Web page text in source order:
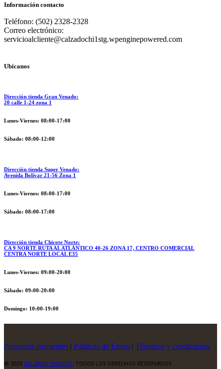
Información contacto
Teléfono: (502) 2328-2328
Correo electrónico:
servicioalcliente@calzadochi1stg.wpenginepowered.com
Ubícanos
Dirección tienda Gran Venado:
20 calle 1-24 zona 1
Lunes-Viernes: 08:00-17:00
Sábado: 08:00-12:00
Dirección tienda Super Venado:
Avenida Bolívar 21-56 Zona 1
Lunes-Viernes: 08:00-17:00
Sábado: 08:00-17:00
Dirección tienda Chicote Norte:
CA 9 NORTE RUTA AL ATLÁNTICO 40-26 ZONA 17, CENTRO COMERCIAL
CENTRA NORTE LOCAL E35
Lunes-Viernes: 09:00-20:00
Sábado: 09:00-20:00
Domingo: 10:00-19:00
Preguntas frecuentes | Políticas de Envío | Términos y condiciones
© 2025 CALZADO CHICOTE, TODOS LOS DERECHOS RESERVADOS